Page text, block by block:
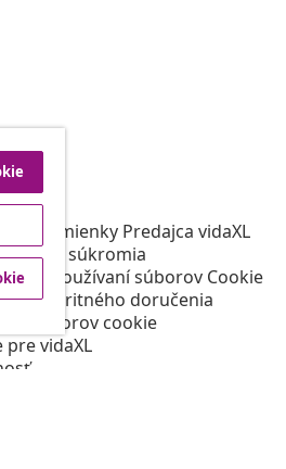
podmienky Predajca vidaXL
súkromia
o používaní súborov Cookie
prioritného doručenia
súborov cookie
pre vidaXL